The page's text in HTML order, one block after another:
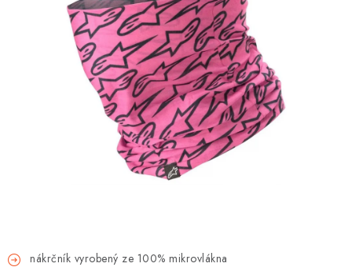
TIP NA DÁRKY
NÁPLNĚ A KAPALINY
Podmínky ochrany osobních údajů
Návody na montáž
nákrčník vyrobený ze 100% mikrovlákna